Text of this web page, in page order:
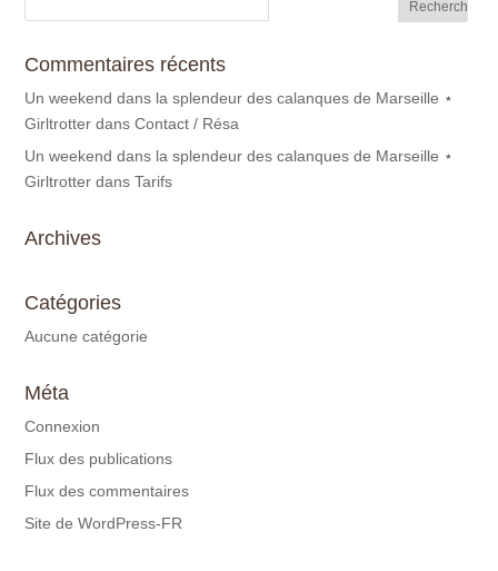
Commentaires récents
Un weekend dans la splendeur des calanques de Marseille ⋆
Girltrotter dansContact / Résa
Un weekend dans la splendeur des calanques de Marseille ⋆
Girltrotter dansTarifs
Archives
Catégories
Aucune catégorie
Méta
Connexion
Flux des publications
Flux des commentaires
Site de WordPress-FR